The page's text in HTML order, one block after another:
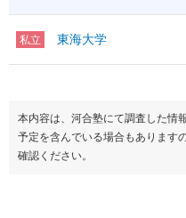
私立 東海大学
本内容は、河合塾にて調査した情
予定を含んでいる場合もあります
確認ください。